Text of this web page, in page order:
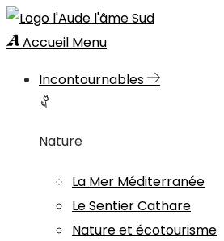
Accueil Menu
Incontournables
Nature
La Mer Méditerranée
Le Sentier Cathare
Nature et écotourisme